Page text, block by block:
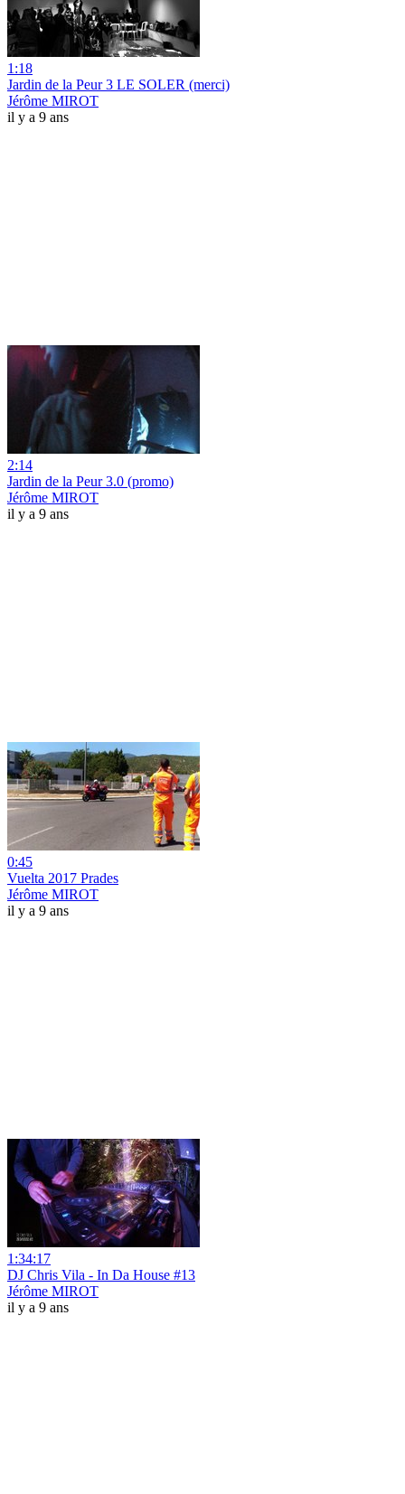
1:18
Jardin de la Peur 3 LE SOLER (merci)
Jérôme MIROT
il y a 9 ans
2:14
Jardin de la Peur 3.0 (promo)
Jérôme MIROT
il y a 9 ans
0:45
Vuelta 2017 Prades
Jérôme MIROT
il y a 9 ans
1:34:17
DJ Chris Vila - In Da House #13
Jérôme MIROT
il y a 9 ans